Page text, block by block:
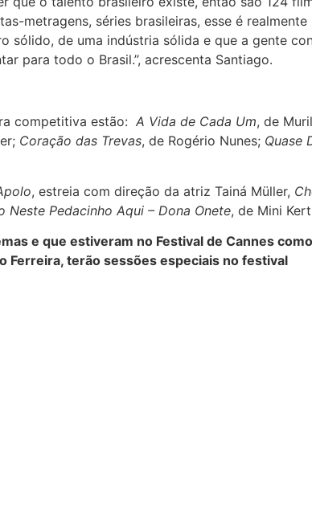
metragens, séries brasileiras, esse é
sólido, de uma indústria sólida e que a gente
para todo o Brasil.’’, acrescenta Santiago.
competitiva estão: A Vida de Cada Um, de
Coração das Trevas, de Rogério Nunes; Quase
, estreia com direção da atriz Tainá Müller,
Neste Pedacinho Aqui – Dona Onete, de Mini
e que estiveram no Festival de Cannes como
Ferreira, terão sessões especiais no festival